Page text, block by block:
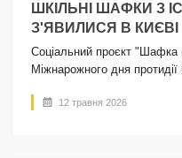
ШКІЛЬНІ ШАФКИ З
З'ЯВИЛИСЯ В КИЄВІ
Соціальний проєкт "Шафка
Міжнарожного дня протидії
12 травня 2026